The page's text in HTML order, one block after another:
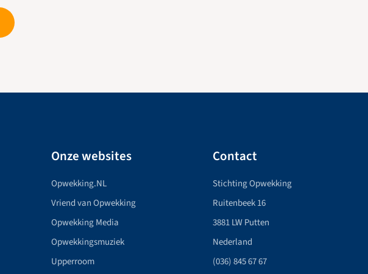
Onze websites
Opwekking.NL
Vriend van Opwekking
Opwekking Media
Opwekkingsmuziek
Upperroom
Contact
Stichting Opwekking
Ruitenbeek 16
3881 LW Putten
Nederland
(036) 845 67 67